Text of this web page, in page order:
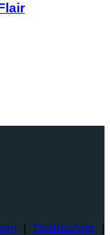
| Datenschutz